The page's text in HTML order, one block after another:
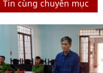
Tin cùng chuyên mục